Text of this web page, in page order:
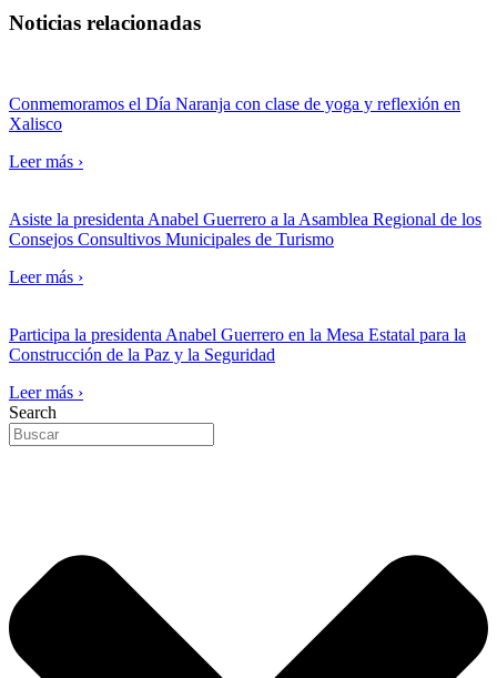
Noticias relacionadas
Conmemoramos el Día Naranja con clase de yoga y reflexión en
Xalisco
Leer más ›
Asiste la presidenta Anabel Guerrero a la Asamblea Regional de los
Consejos Consultivos Municipales de Turismo
Leer más ›
Participa la presidenta Anabel Guerrero en la Mesa Estatal para la
Construcción de la Paz y la Seguridad
Leer más ›
Search